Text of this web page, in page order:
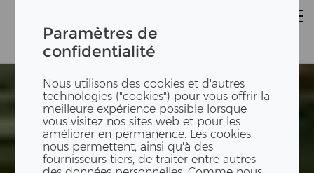
Paramètres de
confidentialité
Nous utilisons des cookies et d'autres
technologies ("cookies") pour vous offrir la
meilleure expérience possible lorsque
vous visitez nos sites web et pour les
améliorer en permanence. Les cookies
nous permettent, ainsi qu'à des
fournisseurs tiers, de traiter entre autres